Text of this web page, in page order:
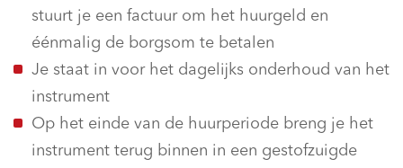
stuurt je een factuur om het huurgeld en
éénmalig de borgsom te betalen
Je staat in voor het dagelijks onderhoud van het
instrument
Op het einde van de huurperiode breng je het
instrument terug binnen in een gestofzuigde